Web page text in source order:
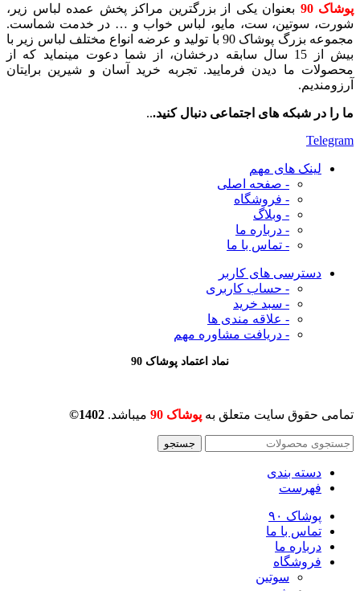
پوشاک 90
بعنوان یکی از بزرگترین مراکز پخش عمده لباس زیر،
شورت، سوتین، ست، مایو، لباس خواب و … در خدمت شماست.
مجموعه بزرگ پوشاک 90 با تولید و عرضه انواع مختلف لباس زیر با
بیش از 15 سال سابقه درخشان، از شما دعوت مینماید که از
محصولات ما دیدن فرمایید. تجربه خرید آسان و شیرین برایتان
آرزومندیم.
ما را در شبکه های اجتماعی دنبال کنید...
Telegram
لینک های مهم
- صفحه اصلی
- فروشگاه
- وبلاگ
- درباره ما
- تماس با ما
دسترسی های کاربر
- حساب کاربری
- سبد خرید
- علاقه مندی ها
- دریافت مشاوره مهم
نماد اعتماد پوشاک 90
تمامی حقوق سایت متعلق به پوشاک 90 میباشد. 1402©
جستجو
دسته بندی
فهرست
پوشاک ۹۰
تماس با ما
درباره ما
فروشگاه
سوتین